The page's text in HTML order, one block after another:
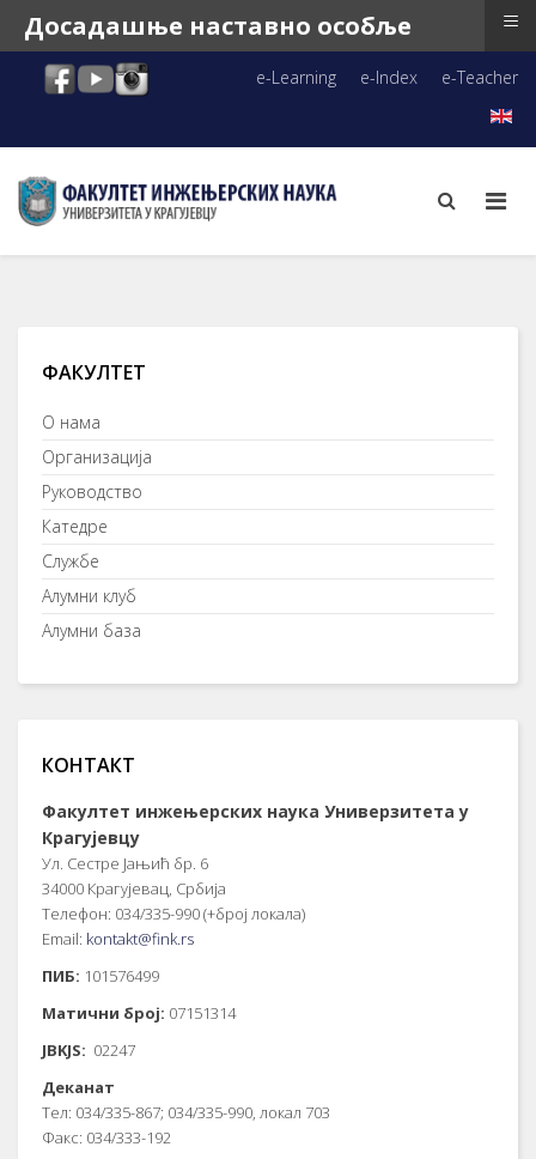
e-Learning e-Index e-Teacher
ФАКУЛТЕТ
О нама
Организација
Руководство
Катедре
Службе
Алумни клуб
Алумни база
КОНТАКТ
Факултет инжењерских наука Универзитета у
Крагујевцу
Ул. Сестре Јањић бр. 6
34000 Крагујевац, Србија
Телефон: 034/335-990 (+број локала)
Email: kontakt@fink.rs
ПИБ: 101576499
Матични број: 07151314
JBKJS: 02247
Деканат
Тел: 034/335-867; 034/335-990, локал 703
Факс: 034/333-192
Досадашње наставно особље ≡